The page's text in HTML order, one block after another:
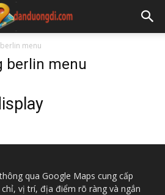
menu
berlin menu
qua Google Maps cung cấp
vị trí, địa điểm rõ ràng và ngắn